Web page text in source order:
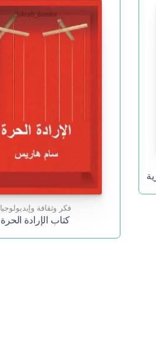
فكر وثقافة وإيديولوجيا
كتاب الإرادة الحرة